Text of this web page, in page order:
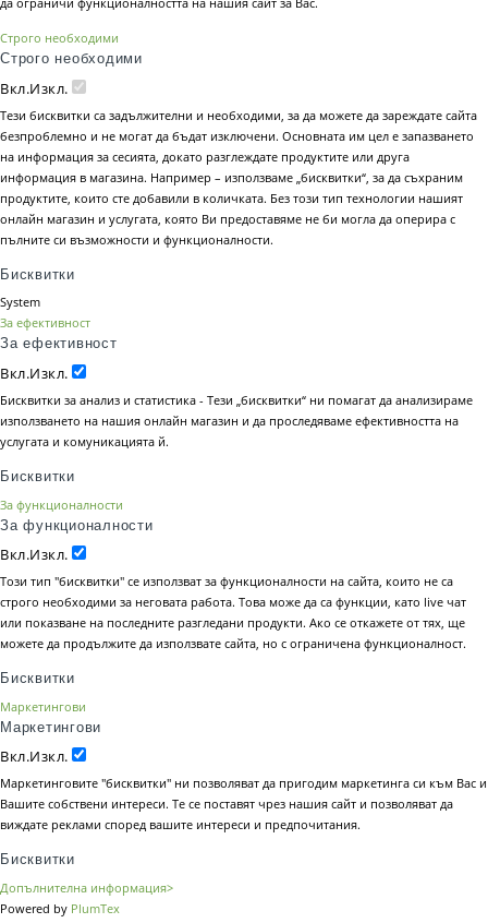
Строго необходими
Строго необходими
Вкл.Изкл.
Тези бисквитки са задължителни и необходими, за да можете да зареждате сайта
безпроблемно и не могат да бъдат изключени. Основната им цел е запазването
на информация за сесията, докато разглеждате продуктите или друга
информация в магазина. Например – използваме „бисквитки“, за да съхраним
продуктите, които сте добавили в количката. Без този тип технологии нашият
онлайн магазин и услугата, която Ви предоставяме не би могла да оперира с
пълните си възможности и функционалности.
Бисквитки
System
За ефективност
За ефективност
Вкл.Изкл.
Бисквитки за анализ и статистика - Тези „бисквитки“ ни помагат да анализираме
използването на нашия онлайн магазин и да проследяваме ефективността на
услугата и комуникацията й.
Бисквитки
За функционалности
За функционалности
Вкл.Изкл.
Този тип "бисквитки" се използват за функционалности на сайта, които не са
строго необходими за неговата работа. Това може да са функции, като live чат
или показване на последните разгледани продукти. Ако се откажете от тях, ще
можете да продължите да използвате сайта, но с ограничена функционалност.
Бисквитки
Маркетингови
Маркетингови
Вкл.Изкл.
Маркетинговите "бисквитки" ни позволяват да пригодим маркетинга си към Вас и
Вашите собствени интереси. Те се поставят чрез нашия сайт и позволяват да
виждате реклами според вашите интереси и предпочитания.
Бисквитки
Допълнителна информация>
Powered by PlumTex